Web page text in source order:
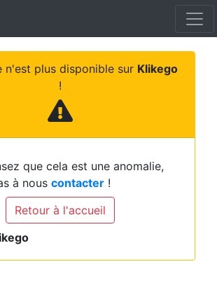
n'est plus disponible sur Klikego
!
que cela est une anomalie,
à nous contacter !
Retour à l'accueil